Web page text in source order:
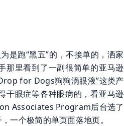
是跑“黑五”的，不接单的，洒家
那里看到了一副很简单的亚马逊
for Dogs狗狗滴眼液”这类产
干眼症等各种眼病的，看亚马逊
Associates Program后台选了
一个极简的单页面落地页。